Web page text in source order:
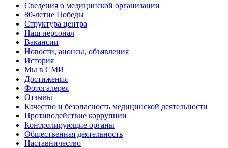
Сведения о медицинской организации
80-летие Победы
Структура центра
Наш персонал
Вакансии
Новости, анонсы, объявления
История
Мы в СМИ
Достижения
Фотогалерея
Отзывы
Качество и безопасность медицинской деятельности
Противодействие коррупции
Контролирующие органы
Общественная деятельность
Наставничество